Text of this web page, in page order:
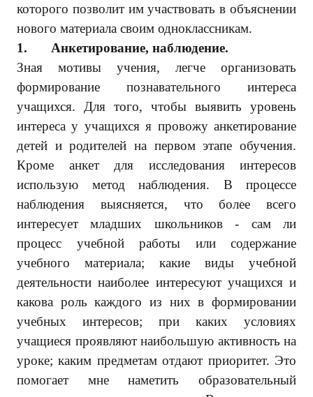
которого позволит им участвовать в объяснении
нового материала своим одноклассникам.
1.
Анкетирование, наблюдение.
Зная мотивы учения, легче организовать
формирование познавательного интереса
учащихся. Для того, чтобы выявить уровень
интереса у учащихся я провожу анкетирование
детей и родителей на первом этапе обучения.
Кроме анкет для исследования интересов
использую метод наблюдения. В процессе
наблюдения выясняется, что более всего
интересует младших школьников - сам ли
процесс учебной работы или содержание
учебного материала; какие виды учебной
деятельности наиболее интересуют учащихся и
какова роль каждого из них в формировании
учебных интересов; при каких условиях
учащиеся проявляют наибольшую активность на
уроке; каким предметам отдают приоритет. Это
помогает мне наметить образовательный